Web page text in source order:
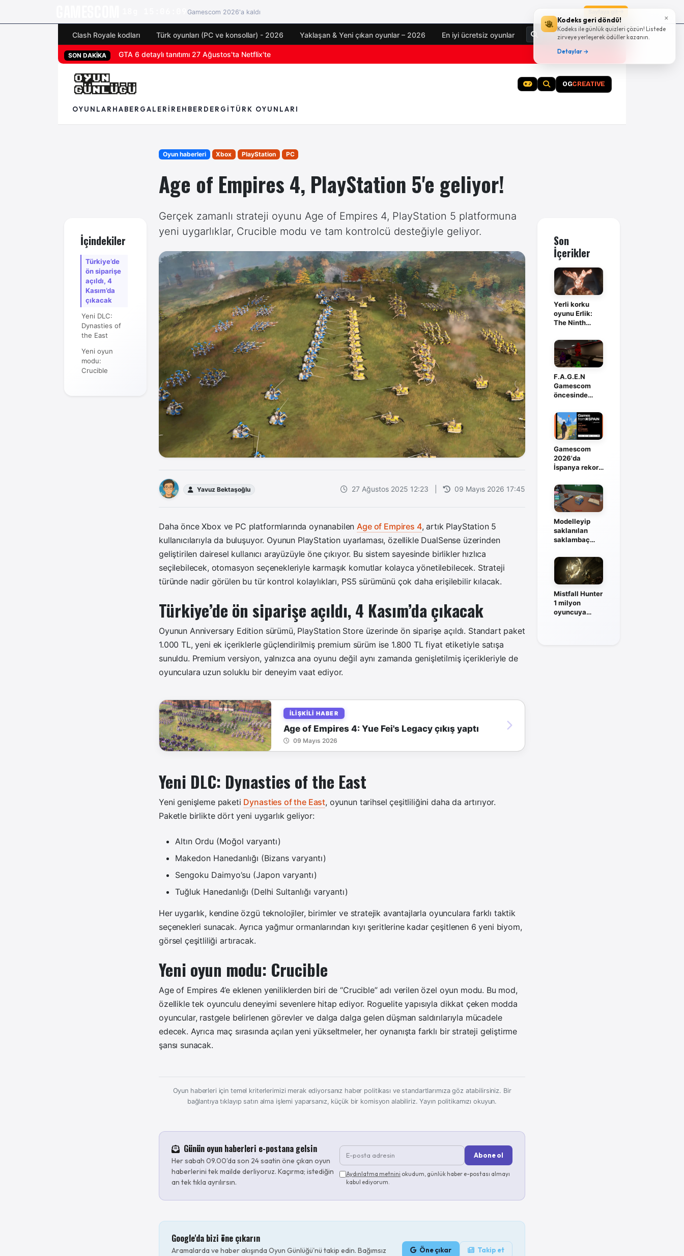
×
Kodeks geri döndü!
Kodeks ile günlük quizleri çözün! Listede
zirveye yerleşerek ödüller kazanın.
Detaylar →
Gamescom 2026'a kaldı
Clash Royale kodları Türk oyunları (PC ve konsollar) - 2026 Yaklaşan & Yeni çıkan oyunlar – 2026 En iyi ücretsiz oyunlar Giriş Yap
SON DAKİKA San Diego Comic-Con 2026 tüm oyun duyuruları
OGCREATIVE
OYUNLAR HABER GALERI REHBER DERGI TÜRK OYUNLARI
İçindekiler
Türkiye’de
ön siparişe
açıldı, 4
Kasım’da
çıkacak
Yeni DLC:
Dynasties of
the East
Yeni oyun
modu:
Crucible
Oyun haberleri Xbox PlayStation PC
Age of Empires 4, PlayStation 5'e geliyor!
Gerçek zamanlı strateji oyunu Age of Empires 4, PlayStation 5 platformuna
yeni uygarlıklar, Crucible modu ve tam kontrolcü desteğiyle geliyor.
Yavuz Bektaşoğlu 27 Ağustos 2025 12:23 09 Mayıs 2026 17:45
Daha önce Xbox ve PC platformlarında oynanabilenAge of Empires 4, artık PlayStation 5
kullanıcılarıyla da buluşuyor. Oyunun PlayStation uyarlaması, özellikle DualSense üzerinden
geliştirilen dairesel kullanıcı arayüzüyle öne çıkıyor. Bu sistem sayesinde birlikler hızlıca
seçilebilecek, otomasyon seçenekleriyle karmaşık komutlar kolayca yönetilebilecek. Strateji
türünde nadir görülen bu tür kontrol kolaylıkları, PS5 sürümünü çok daha erişilebilir kılacak.
Türkiye’de ön siparişe açıldı, 4 Kasım’da çıkacak
Oyunun Anniversary Edition sürümü, PlayStation Store üzerinde ön siparişe açıldı. Standart paket
1.000 TL, yeni ek içeriklerle güçlendirilmiş premium sürüm ise 1.800 TL fiyat etiketiyle satışa
sunuldu. Premium versiyon, yalnızca ana oyunu değil aynı zamanda genişletilmiş içerikleriyle de
oyunculara uzun soluklu bir deneyim vaat ediyor.
İLIŞKILI HABER
Age of Empires 4: Yue Fei's Legacy çıkış yaptı
09 Mayıs 2026
Yeni DLC: Dynasties of the East
Yeni genişleme paketi Dynasties of the East, oyunun tarihsel çeşitliliğini daha da artırıyor.
Paketle birlikte dört yeni uygarlık geliyor:
Altın Ordu (Moğol varyantı)
Makedon Hanedanlığı (Bizans varyantı)
Sengoku Daimyo’su (Japon varyantı)
Tuğluk Hanedanlığı (Delhi Sultanlığı varyantı)
Her uygarlık, kendine özgü teknolojiler, birimler ve stratejik avantajlarla oyunculara farklı taktik
seçenekleri sunacak. Ayrıca yağmur ormanlarından kıyı şeritlerine kadar çeşitlenen 6 yeni biyom,
görsel çeşitliliği artıracak.
Yeni oyun modu: Crucible
Age of Empires 4’e eklenen yeniliklerden biri de “Crucible” adı verilen özel oyun modu. Bu mod,
özellikle tek oyunculu deneyimi sevenlere hitap ediyor. Roguelite yapısıyla dikkat çeken modda
oyuncular, rastgele belirlenen görevler ve dalga dalga gelen düşman saldırılarıyla mücadele
edecek. Ayrıca maç sırasında açılan yeni yükseltmeler, her oynanışta farklı bir strateji geliştirme
şansı sunacak.
Oyun haberleri için temel kriterlerimizi merak ediyorsanız haber politikası ve standartlarımıza göz atabilirsiniz. Bir
bağlantıya tıklayıp satın alma işlemi yaparsanız, küçük bir komisyon alabiliriz.Yayın politikamızı okuyun.
Günün oyun haberleri e-postana gelsin
Her sabah 09.00'da son 24 saatin öne çıkan oyun
haberlerini tek mailde derliyoruz. Kaçırma; istediğin
an tek tıkla ayrılırsın.
Abone ol
Aydınlatma metnini okudum, günlük haber e-postası almayı
kabul ediyorum.
Google'da bizi öne çıkarın
Aramalarda ve haber akışında Oyun Günlüğü'nü takip edin. Bağımsız
Öne çıkar Takip et
Son
İçerikler
Yerli korku
oyunu Erlik:
The Ninth
Steam'de
F.A.G.E.N
Gamescom
öncesinde
listesine açıldı
Gamescom
2026'da
İspanya rekor
sahneye
çıkıyor
Modelleyip
saklanılan
saklambaç
duyuruldu
Mistfall Hunter
1 milyon
oyuncuya